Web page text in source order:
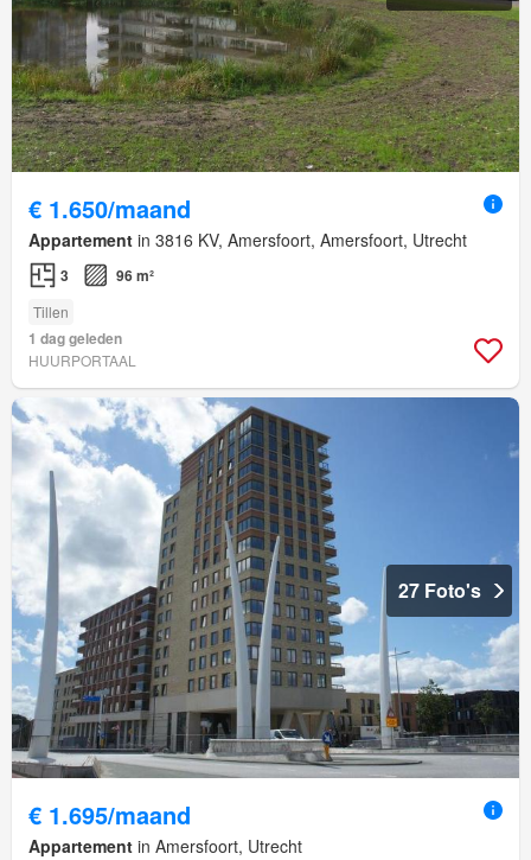
€ 1.650/maand
Appartement in 3816 KV, Amersfoort, Amersfoort, Utrecht
3 96 m²
Tillen
1 dag geleden
HUURPORTAAL
27 Foto's
€ 1.695/maand
Appartement in Amersfoort, Utrecht